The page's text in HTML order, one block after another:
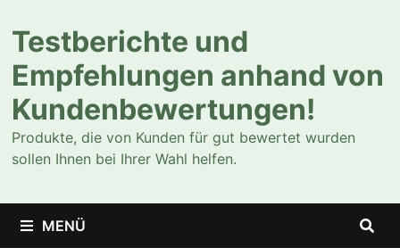
Inhalt
Testberichte und
Empfehlungen anhand von
Kundenbewertungen!
Produkte, die von Kunden für gut bewertet wurden
sollen Ihnen bei Ihrer Wahl helfen.
MENÜ